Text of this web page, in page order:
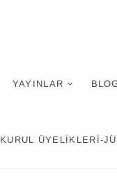
YAYINLAR
KURUL ÜYELIKLERI-